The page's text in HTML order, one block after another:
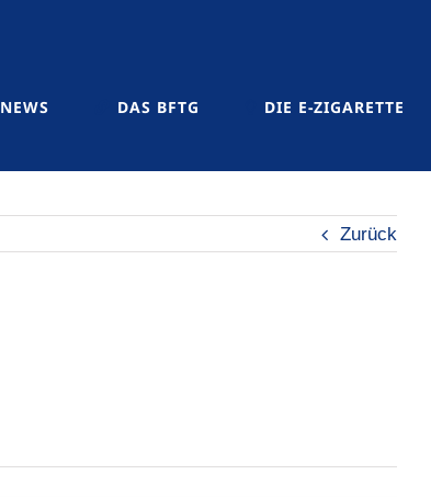
NEWS DAS BFTG DIE E-ZIGARETTE
Zurück